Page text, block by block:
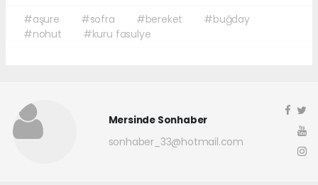
#aşure #sofra #bereket
#buğday
#nohut
#kuru fasulye
Mersinde Sonhaber
sonhaber_33@hotmail.com